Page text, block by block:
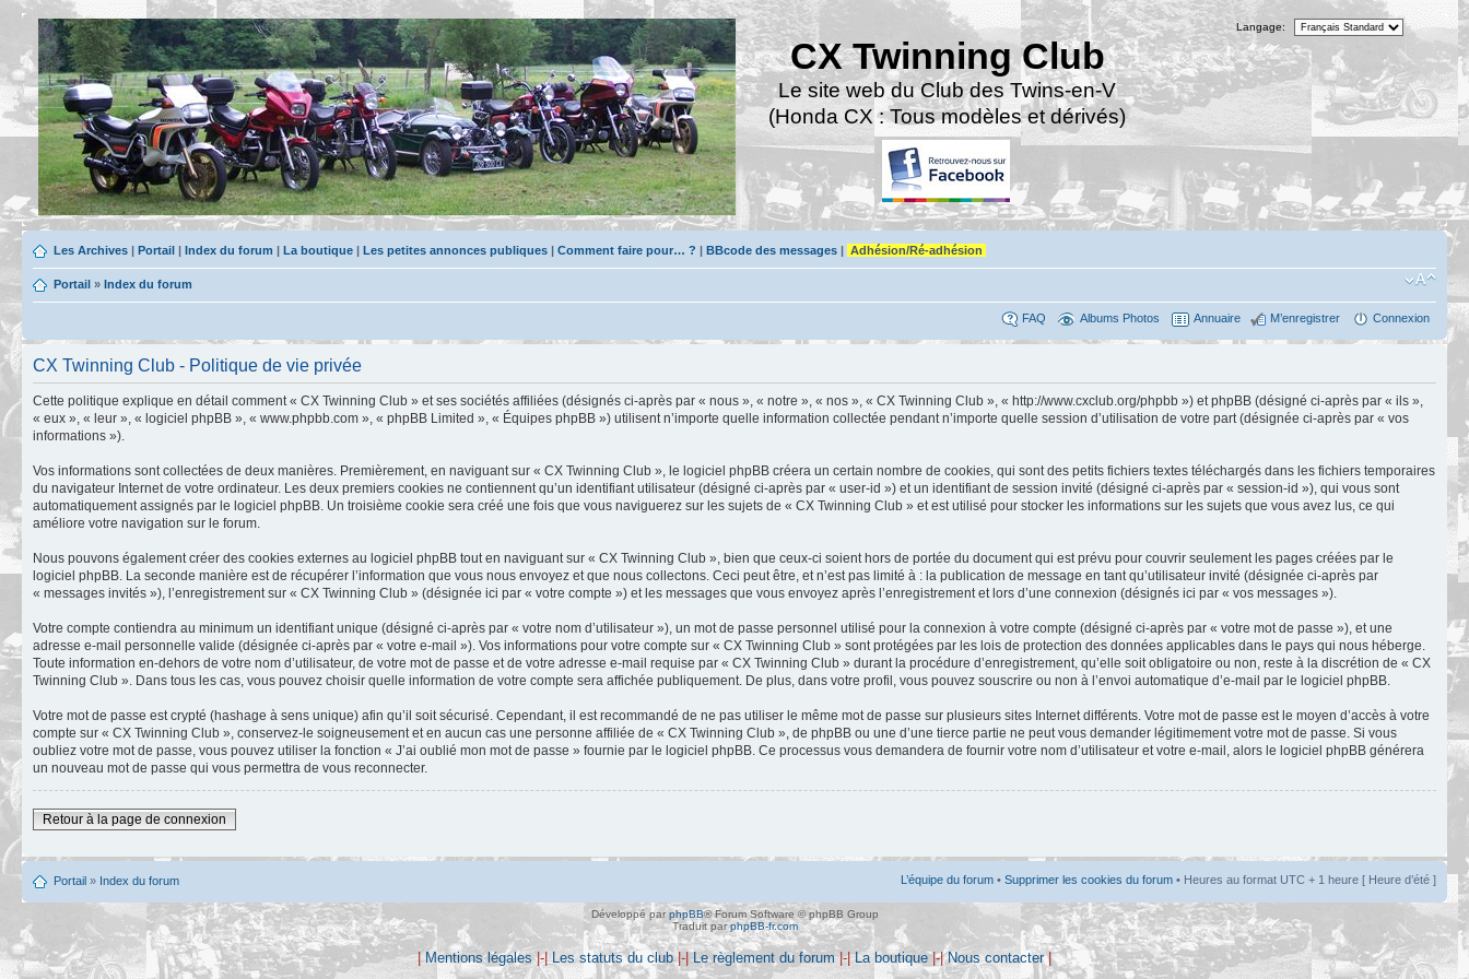
CX Twinning Club
Le site web du Club des Twins-en-V
(Honda CX : Tous modèles et dérivés)
Langage:
Les Archives | Portail | Index du forum | La boutique | Les petites annonces publiques | Comment faire pour… ? | BBcode des messages | Adhésion/Ré-adhésion
Portail » Index du forum
FAQ Albums Photos Annuaire M’enregistrer Connexion
CX Twinning Club - Politique de vie privée
Cette politique explique en détail comment « CX Twinning Club » et ses sociétés affiliées (désignés ci-après par « nous », « notre », « nos », « CX Twinning Club », « http://www.cxclub.org/phpbb ») et phpBB (désigné ci-après par « ils »,
« eux », « leur », « logiciel phpBB », « www.phpbb.com », « phpBB Limited », « Équipes phpBB ») utilisent n’importe quelle information collectée pendant n’importe quelle session d’utilisation de votre part (désignée ci-après par « vos
informations »).
Vos informations sont collectées de deux manières. Premièrement, en naviguant sur « CX Twinning Club », le logiciel phpBB créera un certain nombre de cookies, qui sont des petits fichiers textes téléchargés dans les fichiers temporaires
du navigateur Internet de votre ordinateur. Les deux premiers cookies ne contiennent qu’un identifiant utilisateur (désigné ci-après par « user-id ») et un identifiant de session invité (désigné ci-après par « session-id »), qui vous sont
automatiquement assignés par le logiciel phpBB. Un troisième cookie sera créé une fois que vous naviguerez sur les sujets de « CX Twinning Club » et est utilisé pour stocker les informations sur les sujets que vous avez lus, ce qui
améliore votre navigation sur le forum.
Nous pouvons également créer des cookies externes au logiciel phpBB tout en naviguant sur « CX Twinning Club », bien que ceux-ci soient hors de portée du document qui est prévu pour couvrir seulement les pages créées par le
logiciel phpBB. La seconde manière est de récupérer l’information que vous nous envoyez et que nous collectons. Ceci peut être, et n’est pas limité à : la publication de message en tant qu’utilisateur invité (désignée ci-après par
« messages invités »), l’enregistrement sur « CX Twinning Club » (désignée ici par « votre compte ») et les messages que vous envoyez après l’enregistrement et lors d’une connexion (désignés ici par « vos messages »).
Votre compte contiendra au minimum un identifiant unique (désigné ci-après par « votre nom d’utilisateur »), un mot de passe personnel utilisé pour la connexion à votre compte (désigné ci-après par « votre mot de passe »), et une
adresse e-mail personnelle valide (désignée ci-après par « votre e-mail »). Vos informations pour votre compte sur « CX Twinning Club » sont protégées par les lois de protection des données applicables dans le pays qui nous héberge.
Toute information en-dehors de votre nom d’utilisateur, de votre mot de passe et de votre adresse e-mail requise par « CX Twinning Club » durant la procédure d’enregistrement, qu’elle soit obligatoire ou non, reste à la discrétion de « CX
Twinning Club ». Dans tous les cas, vous pouvez choisir quelle information de votre compte sera affichée publiquement. De plus, dans votre profil, vous pouvez souscrire ou non à l’envoi automatique d’e-mail par le logiciel phpBB.
Votre mot de passe est crypté (hashage à sens unique) afin qu’il soit sécurisé. Cependant, il est recommandé de ne pas utiliser le même mot de passe sur plusieurs sites Internet différents. Votre mot de passe est le moyen d’accès à votre
compte sur « CX Twinning Club », conservez-le soigneusement et en aucun cas une personne affiliée de « CX Twinning Club », de phpBB ou une d’une tierce partie ne peut vous demander légitimement votre mot de passe. Si vous
oubliez votre mot de passe, vous pouvez utiliser la fonction « J’ai oublié mon mot de passe » fournie par le logiciel phpBB. Ce processus vous demandera de fournir votre nom d’utilisateur et votre e-mail, alors le logiciel phpBB générera
un nouveau mot de passe qui vous permettra de vous reconnecter.
Retour à la page de connexion
Portail » Index du forum L’équipe du forum • Supprimer les cookies du forum • Heures au format UTC + 1 heure [ Heure d’été ]
Développé parphpBB® Forum Software © phpBB Group
Traduit parphpBB-fr.com
| Mentions légales|-| Les statuts du club|-|Le règlement du forum|-|La boutique|-|Nous contacter|